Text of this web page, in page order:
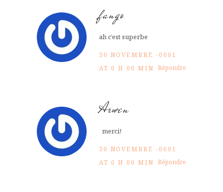
fango
ah c’est superbe
30 NOVEMBRE -0001
AT 0 H 00 MIN Répondre
Arwen
merci!
30 NOVEMBRE -0001
AT 0 H 00 MIN Répondre